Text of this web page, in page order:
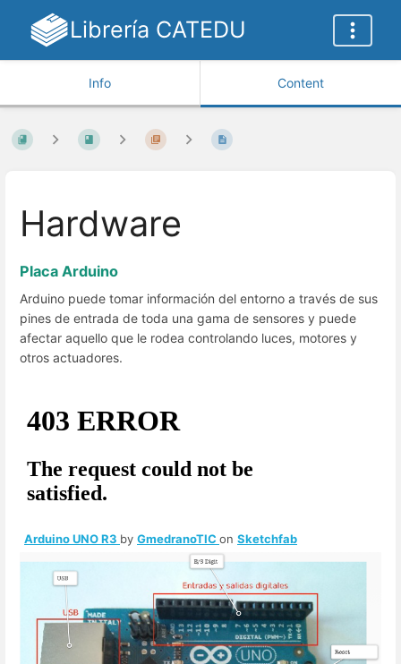
Librería CATEDU
Info Content
Hardware
Placa Arduino
Arduino puede tomar información del entorno a través de sus
pines de entrada de toda una gama de sensores y puede
afectar aquello que le rodea controlando luces, motores y
otros actuadores.
Arduino UNO R3 by GmedranoTIC on Sketchfab